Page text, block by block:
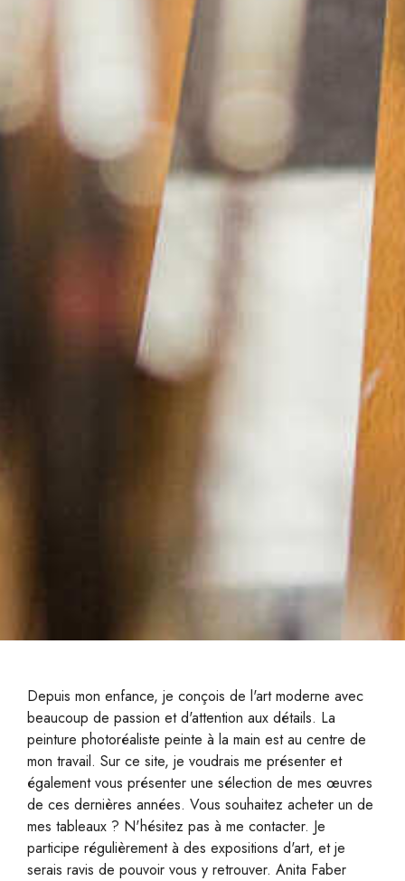
Depuis mon enfance, je conçois de l'art moderne avec
beaucoup de passion et d'attention aux détails. La
peinture photoréaliste peinte à la main est au centre de
mon travail. Sur ce site, je voudrais me présenter et
également vous présenter une sélection de mes œuvres
de ces dernières années. Vous souhaitez acheter un de
mes tableaux ? N'hésitez pas à me contacter. Je
participe régulièrement à des expositions d'art, et je
serais ravis de pouvoir vous y retrouver. Anita Faber